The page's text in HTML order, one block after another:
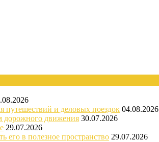
путешествий и деловых поездок 04.08.2026
дорожного движения 30.07.2026
29.07.2026
его в полезное пространство 29.07.2026